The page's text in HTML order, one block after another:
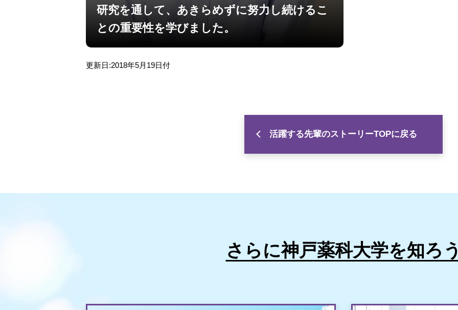
研究を通して、あきらめずに努力し続けるこ
との重要性を学びました。
更新日:2018年5月19日付
活躍する先輩のストーリーTOPに戻る
さらに神戸薬科大学を知ろ